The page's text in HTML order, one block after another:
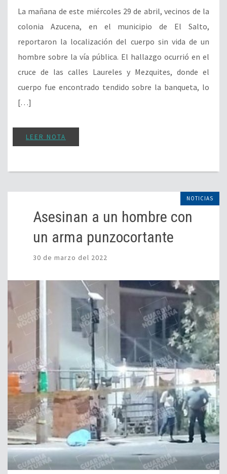
La mañana de este miércoles 29 de abril, vecinos de la
colonia Azucena, en el municipio de El Salto,
reportaron la localización del cuerpo sin vida de un
hombre sobre la vía pública. El hallazgo ocurrió en el
cruce de las calles Laureles y Mezquites, donde el
cuerpo fue encontrado tendido sobre la banqueta, lo
[…]
LEER NOTA
NOTICIAS
Asesinan a un hombre con
un arma punzocortante
30 de marzo del 2022